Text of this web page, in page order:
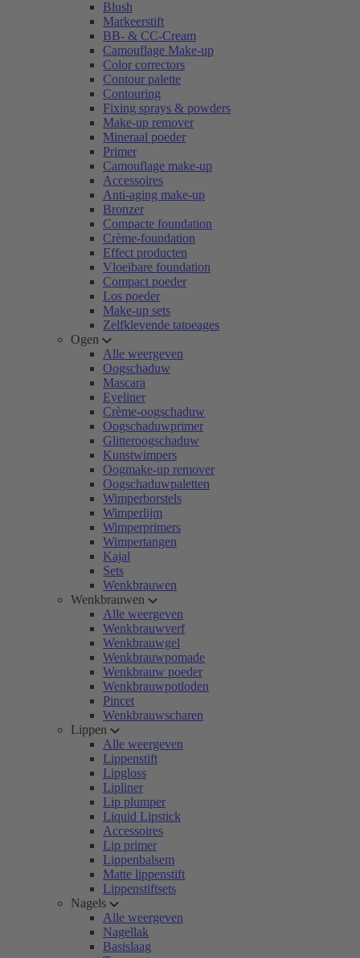
Blush
Markeerstift
BB- & CC-Cream
Camouflage Make-up
Color correctors
Contour palette
Contouring
Fixing sprays & powders
Make-up remover
Mineraal poeder
Primer
Camouflage make-up
Accessoires
Anti-aging make-up
Bronzer
Compacte foundation
Crème-foundation
Effect producten
Vloeibare foundation
Compact poeder
Los poeder
Make-up sets
Zelfklevende tatoeages
Ogen
Alle weergeven
Oogschaduw
Mascara
Eyeliner
Crème-oogschaduw
Oogschaduwprimer
Glitteroogschaduw
Kunstwimpers
Oogmake-up remover
Oogschaduwpaletten
Wimperborstels
Wimperlijm
Wimperprimers
Wimpertangen
Kajal
Sets
Wenkbrauwen
Wenkbrauwen
Alle weergeven
Wenkbrauwverf
Wenkbrauwgel
Wenkbrauwpomade
Wenkbrauw poeder
Wenkbrauwpotloden
Pincet
Wenkbrauwscharen
Lippen
Alle weergeven
Lippenstift
Lipgloss
Lipliner
Lip plumper
Liquid Lipstick
Accessoires
Lip primer
Lippenbalsem
Matte lippenstift
Lippenstiftsets
Nagels
Alle weergeven
Nagellak
Basislaag